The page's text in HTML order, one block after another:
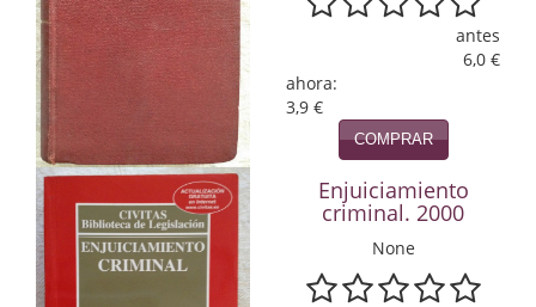
Historia
historia
Infantil y juvenil
Infantil y juvenil. Nuevo!!
Infantil y juvenil. Nuevo!!!
Informática
antes
6,0 €
ahora:
3,9 €
COMPRAR
Enjuiciamiento
criminal. 2000
None